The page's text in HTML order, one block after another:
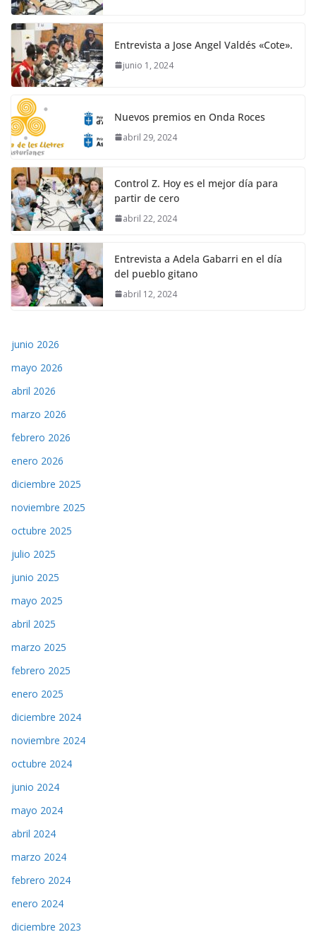
Entrevista a Jose Angel Valdés «Cote».
junio 1, 2024
Nuevos premios en Onda Roces
abril 29, 2024
Control Z. Hoy es el mejor día para
partir de cero
abril 22, 2024
Entrevista a Adela Gabarri en el día
del pueblo gitano
abril 12, 2024
junio 2026
mayo 2026
abril 2026
marzo 2026
febrero 2026
enero 2026
diciembre 2025
noviembre 2025
octubre 2025
julio 2025
junio 2025
mayo 2025
abril 2025
marzo 2025
febrero 2025
enero 2025
diciembre 2024
noviembre 2024
octubre 2024
junio 2024
mayo 2024
abril 2024
marzo 2024
febrero 2024
enero 2024
diciembre 2023